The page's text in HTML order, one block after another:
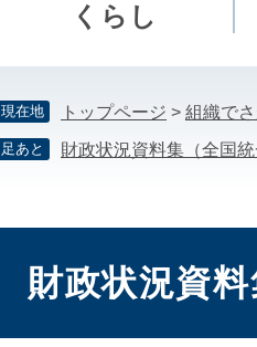
くらし
現在地 トップページ > 組織で
足あと 財政状況資料集（全国統
財政状況資料